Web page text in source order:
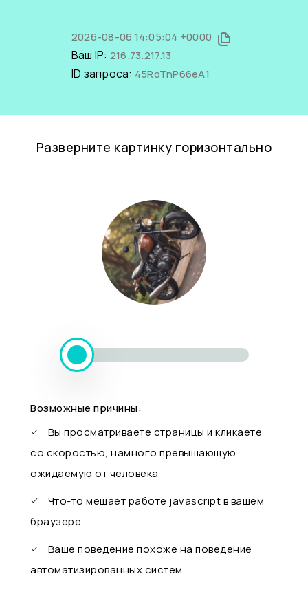
2026-08-06 14:05:04 +0000
Ваш IP: 216.73.217.13
ID запроса: 45RoTnP66eA1
Разверните картинку горизонтально
Возможные причины:
Вы просматриваете страницы и кликаете
со скоростью, намного превышающую
ожидаемую от человека
Что-то мешает работе javascript в вашем
браузере
Ваше поведение похоже на поведение
автоматизированных систем